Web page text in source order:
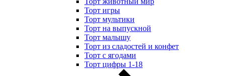
Торт игры
Торт мультики
Торт на выпускной
Торт малышу
Торт из сладостей и конфет
Торт с ягодами
Торт цифры 1-18